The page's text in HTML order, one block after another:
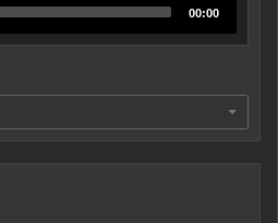
Player
00:00